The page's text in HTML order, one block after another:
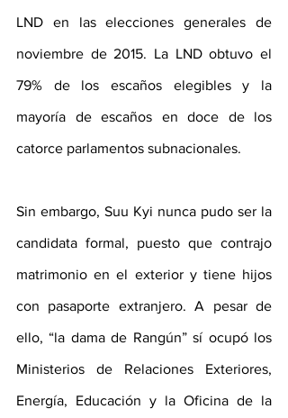
LND en las elecciones generales de
noviembre de 2015. La LND obtuvo el
79% de los escaños elegibles y la
mayoría de escaños en doce de los
catorce parlamentos subnacionales.
Sin embargo, Suu Kyi nunca pudo ser la
candidata formal, puesto que contrajo
matrimonio en el exterior y tiene hijos
con pasaporte extranjero. A pesar de
ello, “la dama de Rangún” sí ocupó los
Ministerios de Relaciones Exteriores,
Energía, Educación y la Oficina de la